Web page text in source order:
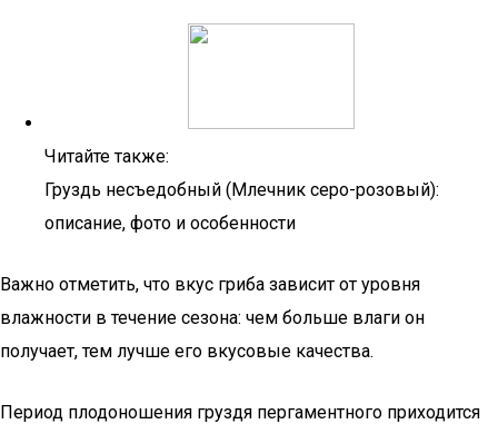
Читайте также:
Груздь несъедобный (Млечник серо-розовый):
описание, фото и особенности
Важно отметить, что вкус гриба зависит от уровня
влажности в течение сезона: чем больше влаги он
получает, тем лучше его вкусовые качества.
Период плодоношения груздя пергаментного приходится